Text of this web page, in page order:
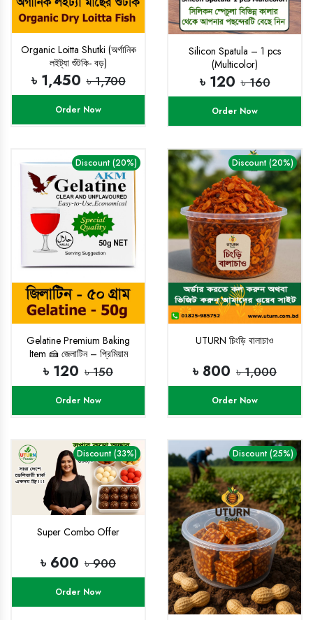
Organic Loitta Shutki (অর্গানিক
লইট্যা শুঁটকি- বড়)
৳ 1,450 ৳ 1,700
Order Now
Silicon Spatula – 1 pcs
(Multicolor)
৳ 120 ৳ 160
Order Now
Discount (20%)
Gelatine Premium Baking
Item 🍰 জেলাটিন – প্রিমিয়াম
বেকিং আইটেম 🍮
৳ 120 ৳ 150
Order Now
Discount (20%)
UTURN চিংড়ি বালাচাও
৳ 800 ৳ 1,000
Order Now
Discount (33%)
Super Combo Offer
৳ 600 ৳ 900
Order Now
Discount (25%)